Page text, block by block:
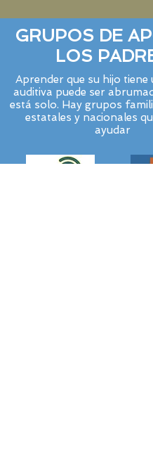
GRUPOS DE
LOS
Aprender que su hijo tiene
auditiva puede ser
está solo. Hay grupos
estatales y nacionales
ayudar